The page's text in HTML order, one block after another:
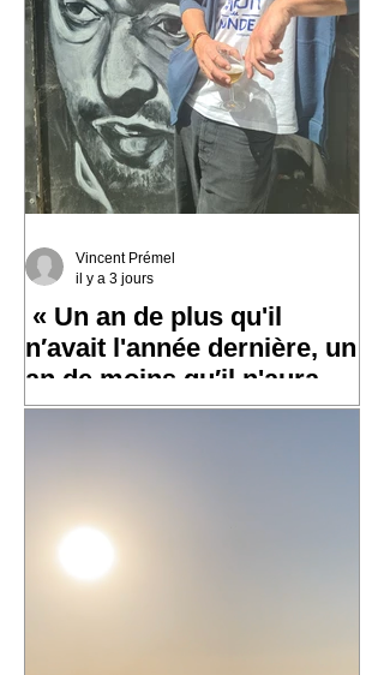
« Un an de plus qu'il
n′avait l'année dernière, un
an de moins qu′il n'aura
l′an prochain »
l'année dernière, un an de moins qu′il
n'aura l′an prochain » 📷 Laurent
Vincent Prémel
il y a 3 jours